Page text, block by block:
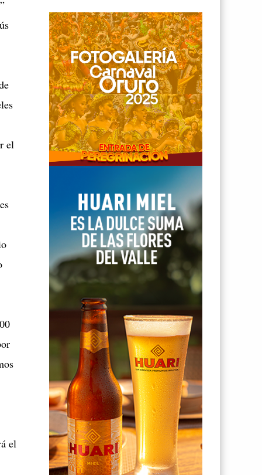
el
el